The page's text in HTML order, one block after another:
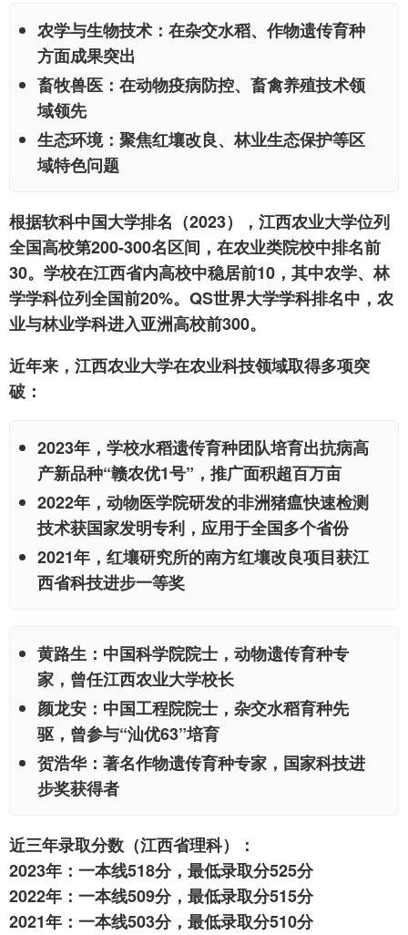
农学与生物技术：在杂交水稻、作物遗传育种
方面成果突出
畜牧兽医：在动物疫病防控、畜禽养殖技术领
域领先
生态环境：聚焦红壤改良、林业生态保护等区
域特色问题
根据软科中国大学排名（2023），江西农业大学位列
全国高校第200-300名区间，在农业类院校中排名前
30。学校在江西省内高校中稳居前10，其中农学、林
学学科位列全国前20%。QS世界大学学科排名中，农
业与林业学科进入亚洲高校前300。
近年来，江西农业大学在农业科技领域取得多项突
破：
2023年，学校水稻遗传育种团队培育出抗病高
产新品种“赣农优1号”，推广面积超百万亩
2022年，动物医学院研发的非洲猪瘟快速检测
技术获国家发明专利，应用于全国多个省份
2021年，红壤研究所的南方红壤改良项目获江
西省科技进步一等奖
黄路生：中国科学院院士，动物遗传育种专
家，曾任江西农业大学校长
颜龙安：中国工程院院士，杂交水稻育种先
驱，曾参与“汕优63”培育
贺浩华：著名作物遗传育种专家，国家科技进
步奖获得者
近三年录取分数（江西省理科）：
2023年：一本线518分，最低录取分525分
2022年：一本线509分，最低录取分515分
2021年：一本线503分，最低录取分510分